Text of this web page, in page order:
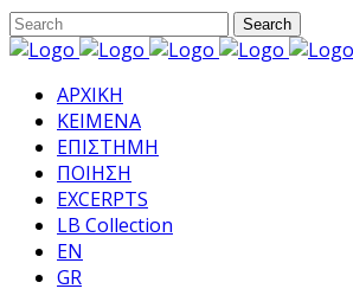
ΑΡΧΙΚΗ
ΚΕΙΜΕΝΑ
ΕΠΙΣΤΗΜΗ
ΠΟΙΗΣΗ
EXCERPTS
LB Collection
EN
GR